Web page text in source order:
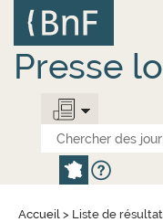
contenu
principal
Presse
Accueil > Liste de
Panneau de gestion des